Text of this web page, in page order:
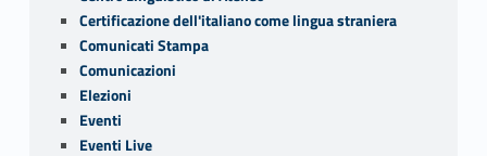
Certificazione dell'italiano come lingua straniera
Comunicati Stampa
Comunicazioni
Elezioni
Eventi
Eventi Live